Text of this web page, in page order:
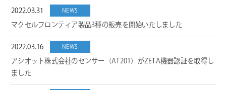
2022.03.31 NEWS
マクセルフロンティア製品3種の販売を開始いたしました
2022.03.16 NEWS
アシオット株式会社のセンサー（AT201）がZETA機器認証を取得し
ました